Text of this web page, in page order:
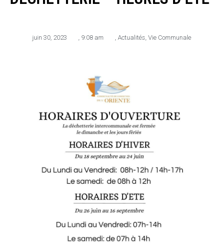
juin 30, 2023 , 9:08 am , Actualités, Vie Communale